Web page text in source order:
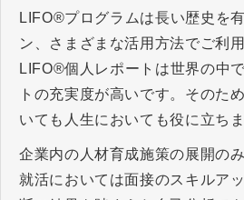
LIFO®プログラムは長い歴史を
ン、さまざまな活用方法でご利
LIFO®個人レポートは世界の中
トの充実度が高いです。そのた
いても人生においても役に立ちま
企業内の人材育成施策の展開の
就活においては面接のスキルア